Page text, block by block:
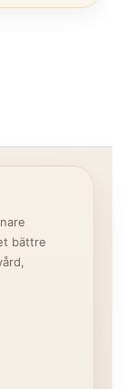
bättre